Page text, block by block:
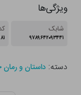
ویژگی‌ها
شابک
۹۷۸۹۶۴۲۰۹۳۴۴۱
دسته:داستان و